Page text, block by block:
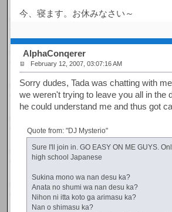
今、寝ます。お休みなさい～
AlphaConqerer
February 12, 2007, 03:07:16 AM
Sorry dudes, Tada was chatting with
we weren't trying to leave you all in the
he could understand me and thus got
Quote from: "DJ Mysterio"
Sure I'll join in. GO EASY ON ME GUYS.
high school Japanese
Sukina mono wa nan desu ka?
Anata no shumi wa nan desu ka?
Nihon ni itta koto ga arimasu ka?
Nan o shimasu ka?